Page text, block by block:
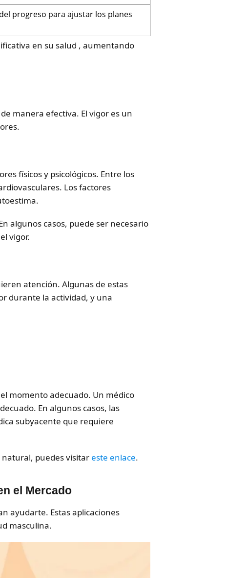
progreso para ajustar los planes
en su salud , aumentando
manera efectiva. El vigor es un
físicos y psicológicos. Entre los
Los factores
algunos casos, puede ser necesario
vigor.
atención. Algunas de estas
durante la actividad, y una
momento adecuado. Un médico
En algunos casos, las
subyacente que requiere
puedes visitar este enlace.
el Mercado
ayudarte. Estas aplicaciones
masculina.